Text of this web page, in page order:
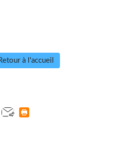
Retour à l'accueil